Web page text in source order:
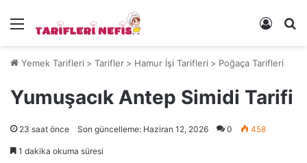
Menü Kayıt
Yemek Tarifleri > Tarifler > Hamur İşi Tarifleri > Poğaça Tarifleri
Yumuşacık Antep Simidi Tarifi
23 saat önce Son güncelleme: Haziran 12, 2026 0 458
1 dakika okuma süresi